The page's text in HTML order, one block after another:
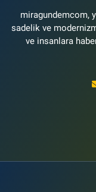
miragundemcom,
sadelik ve
ve insanlara